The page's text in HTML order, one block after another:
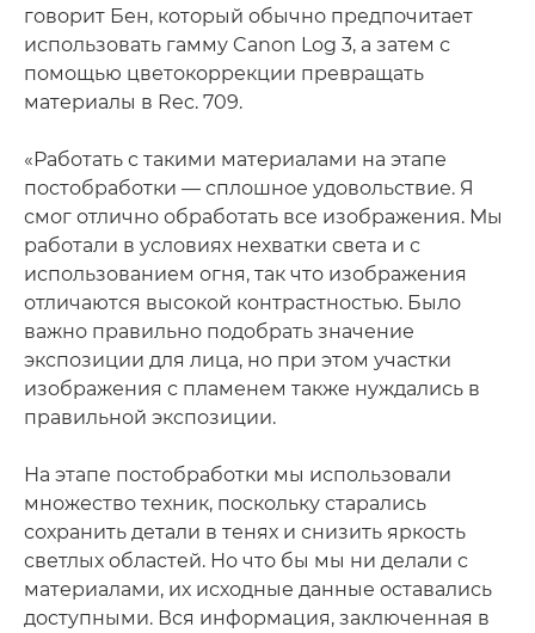
говорит Бен, который обычно предпочитает
использовать гамму Canon Log 3, а затем с
помощью цветокоррекции превращать
материалы в Rec. 709.
«Работать с такими материалами на этапе
постобработки — сплошное удовольствие. Я
смог отлично обработать все изображения. Мы
работали в условиях нехватки света и с
использованием огня, так что изображения
отличаются высокой контрастностью. Было
важно правильно подобрать значение
экспозиции для лица, но при этом участки
изображения с пламенем также нуждались в
правильной экспозиции.
На этапе постобработки мы использовали
множество техник, поскольку старались
сохранить детали в тенях и снизить яркость
светлых областей. Но что бы мы ни делали с
материалами, их исходные данные оставались
доступными. Вся информация, заключенная в